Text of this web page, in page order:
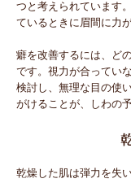
つと考えられています
ているときに眉間に力
癖を改善するには、ど
です。視力が合ってい
検討し、無理な目の使
がけることが、しわの
乾燥した肌は弾力を失